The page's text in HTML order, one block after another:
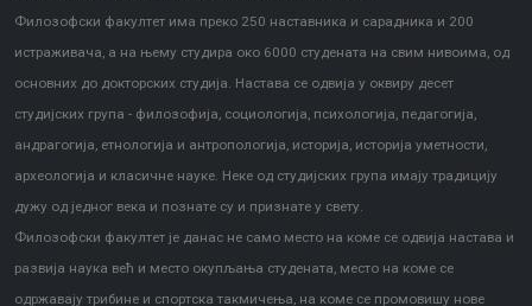
Филозофски факултет има преко 250 наставника и сарадника и 200
истраживача, а на њему студира око 6000 студената на свим нивоима, од
основних до докторских студија. Настава се одвија у оквиру десет
студијских група - филозофија, социологија, психологија, педагогија,
андрагогија, етнологија и антропологија, историја, историја уметности,
археологија и класичне науке. Неке од студијских група имају традицију
дужу од једног века и познате су и признате у свету.
Филозофски факултет је данас не само место на коме се одвија настава и
развија наука већ и место окупљања студената, место на коме се
одржавају трибине и спортска такмичења, на коме се промовишу нове